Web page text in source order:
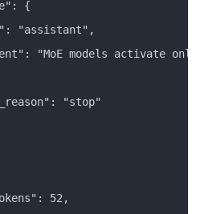
{
"assistant",
"MoE models activate
"stop"
52,